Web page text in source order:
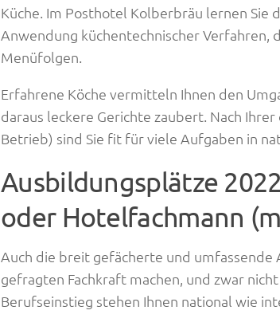
Küche. Im Posthotel Kolberbräu lernen Sie
Anwendung küchentechnischer Verfahren,
Menüfolgen.
Erfahrene Köche vermitteln Ihnen den
daraus leckere Gerichte zaubert. Nach
Betrieb) sind Sie fit für viele Aufgaben in
Ausbildungsplätze
oder Hotelfachmann
Auch die breit gefächerte und
gefragten Fachkraft machen, und zwar
Berufseinstieg stehen Ihnen national wie